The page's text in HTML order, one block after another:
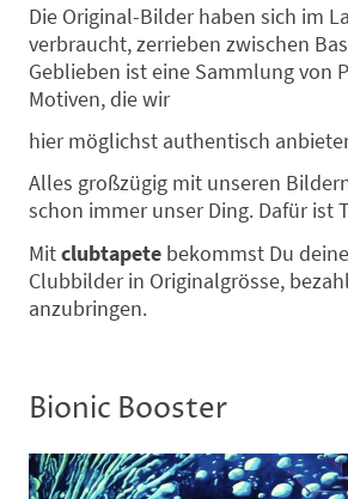
Die Original-Bilder haben sich im
verbraucht, zerrieben zwischen
Geblieben ist eine Sammlung von
Motiven, die wir
hier möglichst authentisch
Alles großzügig mit unseren
schon immer unser Ding. Dafür ist
Mitclubtapete bekommst Du
Clubbilder in Originalgrösse,
anzubringen.
Bionic Booster